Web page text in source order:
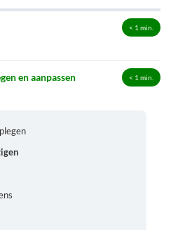
< 1 min.
vanuit het klantendetailscherm
en aanpassen < 1 min.